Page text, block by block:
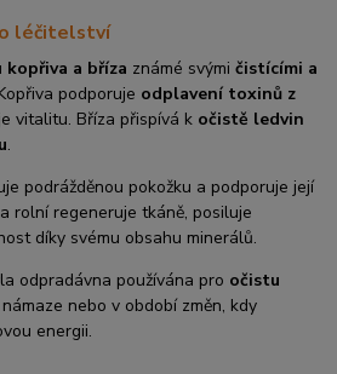
léčitelství
kopřiva a bříza známé svými čistícími a
podporuje odplavení toxinů z
vitalitu. Bříza přispívá k očistě ledvin
.
podrážděnou pokožku a podporuje její
rolní regeneruje tkáně, posiluje
díky svému obsahu minerálů.
odpradávna používána pro očistu
nebo v období změn, kdy
energii.